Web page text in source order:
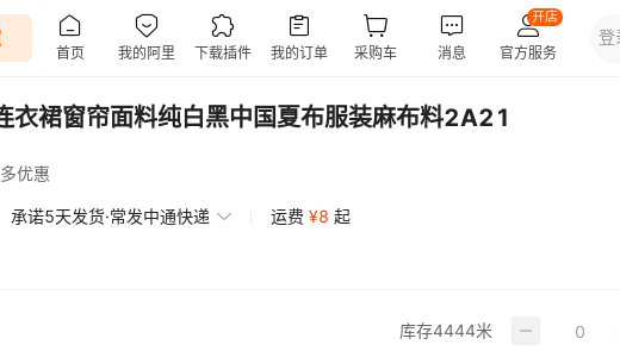
衣裙窗帘面料纯白黑中国夏布服装麻布料2A21
优惠
承诺5天发货·常发中通快递 运费 ¥8 起
库存4444米